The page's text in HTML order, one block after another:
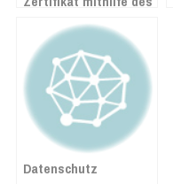
Certbots für nginx auf
Debian 12 Bookworm
installieren
Datenschutz